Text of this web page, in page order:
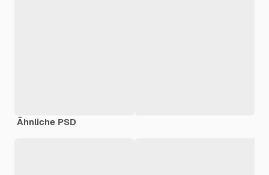
Ähnliche PSD